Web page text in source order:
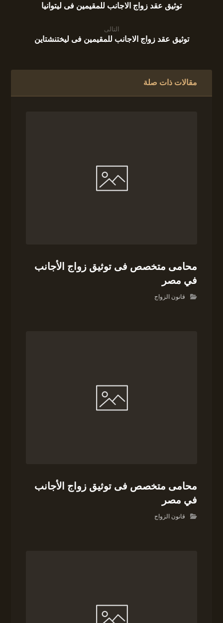
توثيق عقد زواج الاجانب للمقيمين فى ليتوانيا
التالى
توثيق عقد زواج الاجانب للمقيمين فى ليختنشتاين
مقالات ذات صلة
محامى متخصص فى توثيق زواج الأجانب
في مصر
قانون الزواج
محامى متخصص فى توثيق زواج الأجانب
في مصر
قانون الزواج